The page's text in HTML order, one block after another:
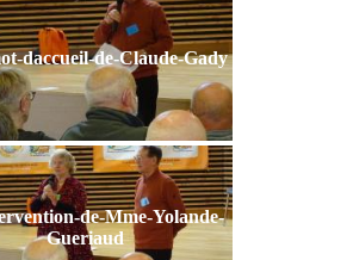
daccueil-de-Claude-Gady
de-Mme-Yolande-
Gueriaud